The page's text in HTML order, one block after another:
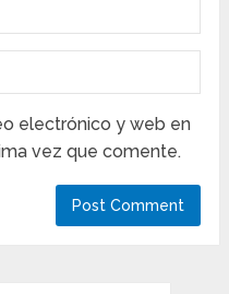
electrónico y web en
vez que comente.